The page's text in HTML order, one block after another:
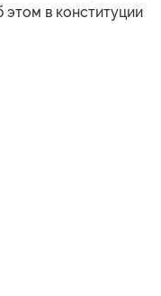
в конституции